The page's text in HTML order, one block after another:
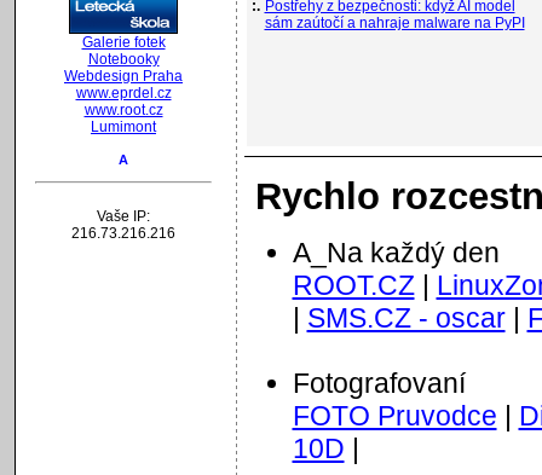
Galerie fotek
Notebooky
Webdesign Praha
www.eprdel.cz
www.root.cz
Lumimont
A
Vaše IP:
216.73.216.216
:. Postřehy z bezpečnosti: když AI model
sám zaútočí a nahraje malware na PyPI
Rychlo
A_Na každý den
ROOT.CZ|
| SMS.CZ - oscar|
Fotografovaní
FOTO Pruvodce |
10D |